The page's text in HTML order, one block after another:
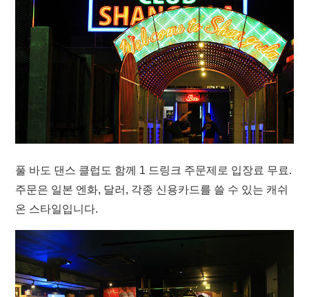
풀 바도 댄스 클럽도 함께 1 드링크 주문제로 입장료 무료.
주문은 일본 엔화, 달러, 각종 신용카드를 쓸 수 있는 캐쉬
온 스타일입니다.